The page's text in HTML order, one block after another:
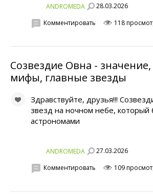
ANDROMEDA 28.03.2026
Комментировать 118
Созвездие Овна -
мифы, главные звезды
Здравствуйте, друзья!!!
звезд на ночном небе, который
астрономами
ANDROMEDA 27.03.2026
Комментировать 109